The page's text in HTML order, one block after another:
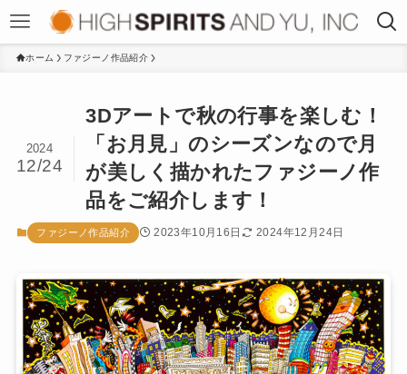
ホーム ファジーノ作品紹介
3Dアートで秋の行事を楽しむ！
「お月見」のシーズンなので月
が美しく描かれたファジーノ作
品をご紹介します！
2024
12/24
ファジーノ作品紹介 2023年10月16日 2024年12月24日